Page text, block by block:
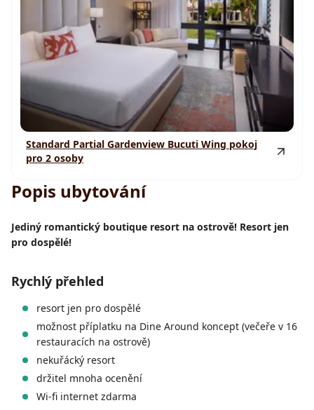
Standard Partial Gardenview Bucuti Wing pokoj
pro 2 osoby
Popis ubytování
Jediný romantický boutique resort na ostrově! Resort jen
pro dospělé!
Rychlý přehled
resort jen pro dospělé
možnost příplatku na Dine Around koncept (večeře v 16
restauracích na ostrově)
nekuřácký resort
držitel mnoha ocenění
Wi-fi internet zdarma